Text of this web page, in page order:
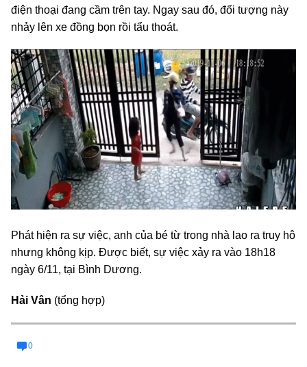
điện thoại đang cầm trên tay. Ngay sau đó, đối tượng này
nhảy lên xe đồng bọn rồi tẩu thoát.
Phát hiện ra sự việc, anh của bé từ trong nhà lao ra truy hô
nhưng không kịp. Được biết, sự việc xảy ra vào 18h18
ngày 6/11, tại Bình Dương.
Hải Vân (tổng hợp)
0